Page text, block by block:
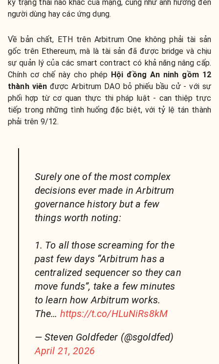
kỳ trạng thái nào khác của mạng, cũng như ảnh hưởng đến
người dùng hay các ứng dụng.
Về bản chất, ETH trên Arbitrum One không phải tài sản
gốc trên Ethereum, mà là tài sản đã được bridge và chịu
sự quản lý của các smart contract có khả năng nâng cấp.
Chính cơ chế này cho phép Hội đồng An ninh gồm 12
thành viên được Arbitrum DAO bỏ phiếu bầu cử - với sự
phối hợp từ cơ quan thực thi pháp luật - can thiệp trực
tiếp trong những tình huống đặc biệt, với tỷ lệ tán thành
phải trên 9/12.
Surely one of the most complex
decisions ever made in Arbitrum
governance history but a few
things worth noting:
1. To all those screaming for the
past few days “Arbitrum has a
centralized sequencer so they can
move funds”, take a few minutes
to learn how Arbitrum works.
The… https://t.co/HLuNiRs8kM
— Steven Goldfeder (@sgoldfed)
April 21, 2026